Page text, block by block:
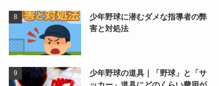
少年野球に潜むダメな指導者の弊
害と対処法
少年野球の道具｜「野球」と「サ